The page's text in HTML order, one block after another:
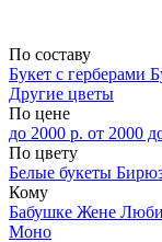
По составу
Букет с герберами
Другие цветы
По цене
до 2000 р. от 2000
По цвету
Белые букеты
Кому
Бабушке Жене
Моно